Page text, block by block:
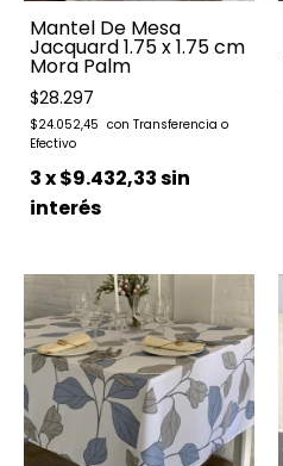
Mantel De Mesa
Jacquard 1.75 x 1.75 cm
Mora Palm
$28.297
$24.052,45
3x$9.432,33sin
interés